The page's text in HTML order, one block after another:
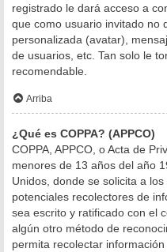
registrado le dará acceso a
que como usuario invitado no
personalizada (avatar),
de usuarios, etc. Tan solo le
recomendable.
Arriba
¿Qué es COPPA? (APPCO)
COPPA, APPCO, o Acta de
menores de 13 años del año
Unidos, donde se solicita a
potenciales recolectores de
sea escrito y ratificado con el
algún otro método de
permita recolectar